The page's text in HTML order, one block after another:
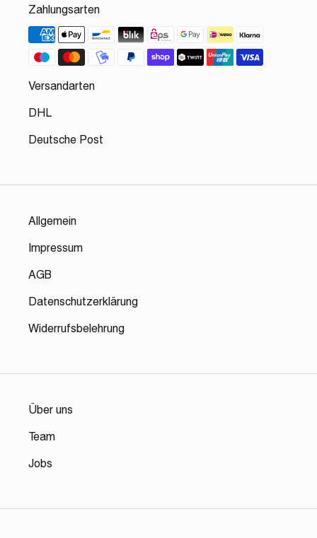
Zahlungsarten
Versandarten
DHL
Deutsche Post
Allgemein
Impressum
AGB
Datenschutzerklärung
Widerrufsbelehrung
Über uns
Team
Jobs